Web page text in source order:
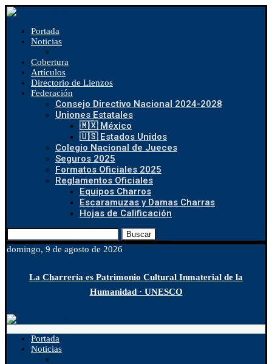
Portada
Noticias
Cobertura
Artículos
Directorio de Lienzos
Federación
Consejo Directivo Nacional 2024-2028
Uniones Estatales
🇲🇽 México
🇺🇸 Estados Unidos
Colegio Nacional de Jueces
Seguros 2025
Formatos Oficiales 2025
Reglamentos Oficiales
Equipos Charros
Escaramuzas y Damas Charras
Hojas de Calificación
Buscar
domingo, 9 de agosto de 2026
La Charrería es Patrimonio Cultural Inmaterial de la
Humanidad · UNESCO
Portada
Noticias